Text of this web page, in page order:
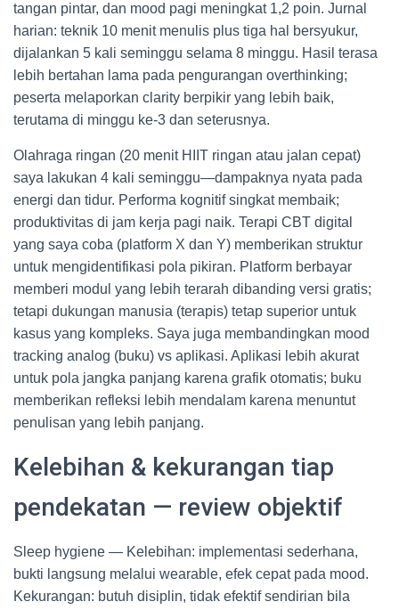
tangan pintar, dan mood pagi meningkat 1,2 poin. Jurnal
harian: teknik 10 menit menulis plus tiga hal bersyukur,
dijalankan 5 kali seminggu selama 8 minggu. Hasil terasa
lebih bertahan lama pada pengurangan overthinking;
peserta melaporkan clarity berpikir yang lebih baik,
terutama di minggu ke-3 dan seterusnya.
Olahraga ringan (20 menit HIIT ringan atau jalan cepat)
saya lakukan 4 kali seminggu—dampaknya nyata pada
energi dan tidur. Performa kognitif singkat membaik;
produktivitas di jam kerja pagi naik. Terapi CBT digital
yang saya coba (platform X dan Y) memberikan struktur
untuk mengidentifikasi pola pikiran. Platform berbayar
memberi modul yang lebih terarah dibanding versi gratis;
tetapi dukungan manusia (terapis) tetap superior untuk
kasus yang kompleks. Saya juga membandingkan mood
tracking analog (buku) vs aplikasi. Aplikasi lebih akurat
untuk pola jangka panjang karena grafik otomatis; buku
memberikan refleksi lebih mendalam karena menuntut
penulisan yang lebih panjang.
Kelebihan & kekurangan tiap
pendekatan — review objektif
Sleep hygiene — Kelebihan: implementasi sederhana,
bukti langsung melalui wearable, efek cepat pada mood.
Kekurangan: butuh disiplin, tidak efektif sendirian bila